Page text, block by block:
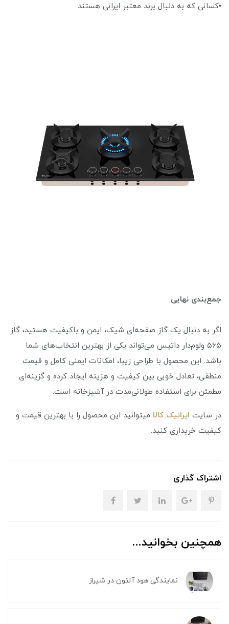
•کسانی که به دنبال برند معتبر ایرانی هستند
جمع‌بندی نهایی
اگر به دنبال یک گاز صفحه‌ای شیک، ایمن و باکیفیت هستید، گاز
۵۶۵ ولوم‌دار داتیس می‌تواند یکی از بهترین انتخاب‌های شما
باشد. این محصول با طراحی زیبا، امکانات ایمنی کامل و قیمت
منطقی، تعادل خوبی بین کیفیت و هزینه ایجاد کرده و گزینه‌ای
مطمئن برای استفاده طولانی‌مدت در آشپزخانه است.
در سایت ایرانیک کالا میتوانید این محصول را با بهترین قیمت و
کیفیت خریداری کنید.
اشتراک گذاری
همچنین بخوانید...
نمایندگی هود آلتون در شیراز